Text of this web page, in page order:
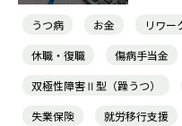
うつ病 お金 リワー
休職・復職
傷病手当金
双極性障害Ⅱ型（躁うつ）
失業保険
就労移行支援